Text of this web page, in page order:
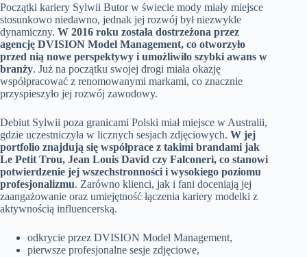
Początki kariery Sylwii Butor w świecie mody miały miejsce
stosunkowo niedawno, jednak jej rozwój był niezwykle
dynamiczny. W 2016 roku została dostrzeżona przez
agencję DVISION Model Management, co otworzyło
przed nią nowe perspektywy i umożliwiło szybki awans w
branży. Już na początku swojej drogi miała okazję
współpracować z renomowanymi markami, co znacznie
przyspieszyło jej rozwój zawodowy.
Debiut Sylwii poza granicami Polski miał miejsce w Australii,
gdzie uczestniczyła w licznych sesjach zdjęciowych. W jej
portfolio znajdują się współprace z takimi brandami jak
Le Petit Trou, Jean Louis David czy Falconeri, co stanowi
potwierdzenie jej wszechstronności i wysokiego poziomu
profesjonalizmu. Zarówno klienci, jak i fani doceniają jej
zaangażowanie oraz umiejętność łączenia kariery modelki z
aktywnością influencerską.
odkrycie przez DVISION Model Management,
pierwsze profesjonalne sesje zdjęciowe,